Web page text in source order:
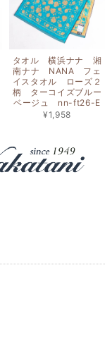
タオル 横浜ナナ 湘
南ナナ NANA フェ
イスタオル ローズ２
柄 ターコイズブルー
ベージュ nn-ft26-E
¥1,958